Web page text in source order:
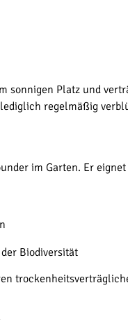
sonnigen Platz und
regelmäßig
im Garten. Er
Biodiversität